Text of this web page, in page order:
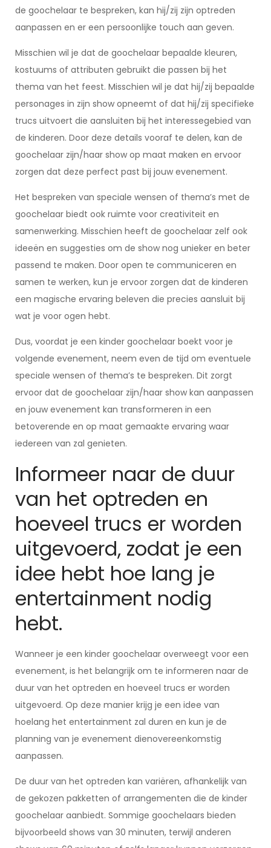
de goochelaar te bespreken, kan hij/zij zijn optreden
aanpassen en er een persoonlijke touch aan geven.
Misschien wil je dat de goochelaar bepaalde kleuren,
kostuums of attributen gebruikt die passen bij het
thema van het feest. Misschien wil je dat hij/zij bepaalde
personages in zijn show opneemt of dat hij/zij specifieke
trucs uitvoert die aansluiten bij het interessegebied van
de kinderen. Door deze details vooraf te delen, kan de
goochelaar zijn/haar show op maat maken en ervoor
zorgen dat deze perfect past bij jouw evenement.
Het bespreken van speciale wensen of thema’s met de
goochelaar biedt ook ruimte voor creativiteit en
samenwerking. Misschien heeft de goochelaar zelf ook
ideeën en suggesties om de show nog unieker en beter
passend te maken. Door open te communiceren en
samen te werken, kun je ervoor zorgen dat de kinderen
een magische ervaring beleven die precies aansluit bij
wat je voor ogen hebt.
Dus, voordat je een kinder goochelaar boekt voor je
volgende evenement, neem even de tijd om eventuele
speciale wensen of thema’s te bespreken. Dit zorgt
ervoor dat de goochelaar zijn/haar show kan aanpassen
en jouw evenement kan transformeren in een
betoverende en op maat gemaakte ervaring waar
iedereen van zal genieten.
Informeer naar de duur
van het optreden en
hoeveel trucs er worden
uitgevoerd, zodat je een
idee hebt hoe lang je
entertainment nodig
hebt.
Wanneer je een kinder goochelaar overweegt voor een
evenement, is het belangrijk om te informeren naar de
duur van het optreden en hoeveel trucs er worden
uitgevoerd. Op deze manier krijg je een idee van
hoelang het entertainment zal duren en kun je de
planning van je evenement dienovereenkomstig
aanpassen.
De duur van het optreden kan variëren, afhankelijk van
de gekozen pakketten of arrangementen die de kinder
goochelaar aanbiedt. Sommige goochelaars bieden
bijvoorbeeld shows van 30 minuten, terwijl anderen